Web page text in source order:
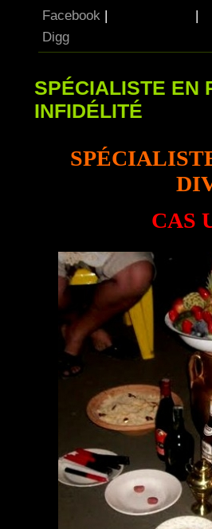
Facebook |
|
Digg
SPÉCIALISTE EN
INFIDÉLITÉ
CAS